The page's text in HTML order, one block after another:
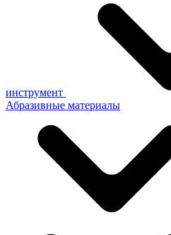
инструмент
Абразивные материалы